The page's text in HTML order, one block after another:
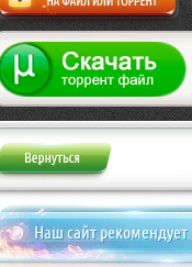
Жалоба
Наш сайт рекомендует